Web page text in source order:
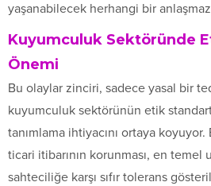
yaşanabilecek herhangi bir
Kuyumculuk Sektöründe
Önemi
Bu olaylar zinciri, sadece yasal bir
kuyumculuk sektörünün etik
tanımlama ihtiyacını ortaya
ticari itibarının korunması, en temel
sahteciliğe karşı sıfır tolerans